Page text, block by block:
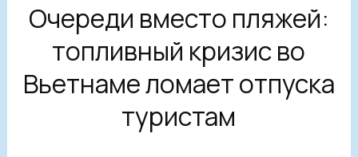
Очереди вместо пляжей:
топливный кризис во
Вьетнаме ломает отпуска
туристам